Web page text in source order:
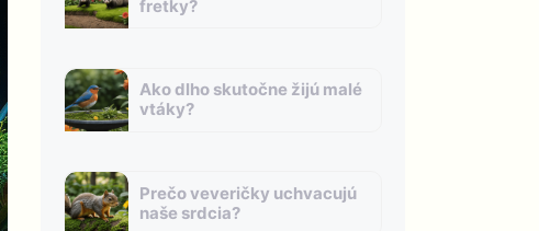
fretky?
Ako dlho skutočne žijú malé
vtáky?
Prečo veveričky uchvacujú
naše srdcia?